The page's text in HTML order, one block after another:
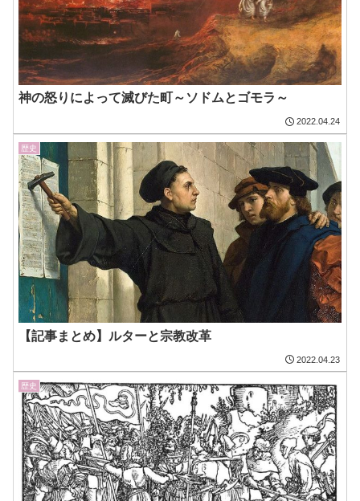
神の怒りによって滅びた町～ソドムとゴモラ～
2022.04.24
歴史
【記事まとめ】ルターと宗教改革
2022.04.23
歴史